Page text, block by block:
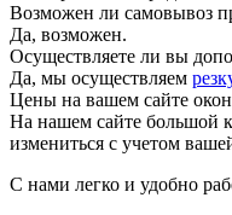
Возможен ли самовывоз
Да, возможен.
Осуществляете ли вы
Да, мы осуществляем
Цены на вашем сайте
На нашем сайте большой
измениться с учетом
С нами легко и удобно